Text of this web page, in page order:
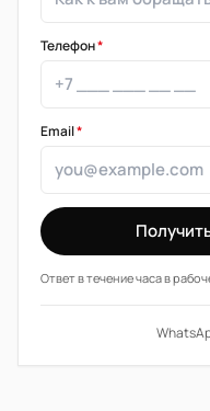
Телефон*
Email*
Ответ в течение часа в